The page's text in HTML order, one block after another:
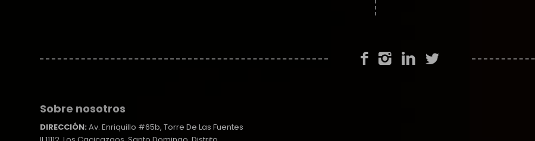
Sobre nosotros
DIRECCIÓN: Av. Enriquillo #65b, Torre De Las Fuentes